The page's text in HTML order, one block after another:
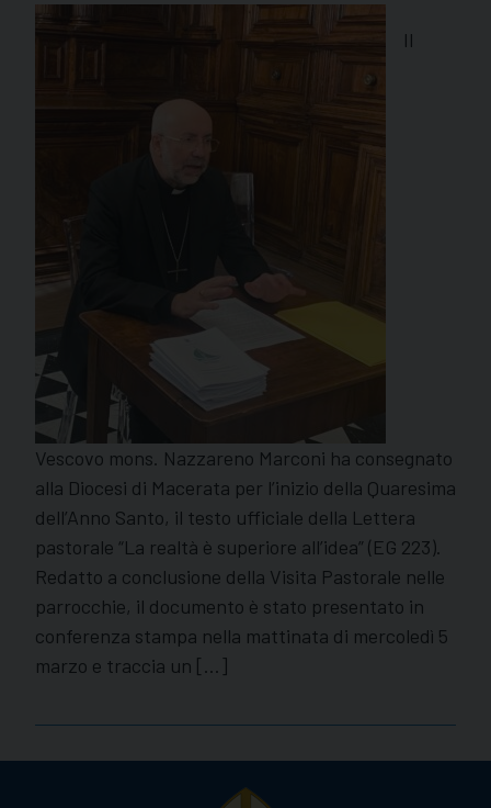
Il
Vescovo mons. Nazzareno Marconi ha consegnato
alla Diocesi di Macerata per l’inizio della Quaresima
dell’Anno Santo, il testo ufficiale della Lettera
pastorale “La realtà è superiore all’idea” (EG 223).
Redatto a conclusione della Visita Pastorale nelle
parrocchie, il documento è stato presentato in
conferenza stampa nella mattinata di mercoledì 5
marzo e traccia un […]